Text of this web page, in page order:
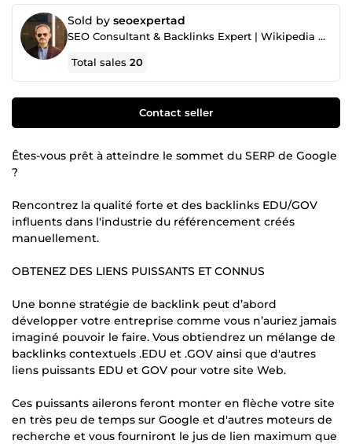
Sold by seoexpertad
SEO Consultant & Backlinks Expert | Wikipedia Compliance Consultant | Wikipedia Page Creation
Total sales20
Contact seller
Êtes-vous prêt à atteindre le sommet du SERP de Google
?
Rencontrez la qualité forte et des backlinks EDU/GOV
influents dans l'industrie du référencement créés
manuellement.
OBTENEZ DES LIENS PUISSANTS ET CONNUS
Une bonne stratégie de backlink peut d’abord
développer votre entreprise comme vous n’auriez jamais
imaginé pouvoir le faire. Vous obtiendrez un mélange de
backlinks contextuels .EDU et .GOV ainsi que d'autres
liens puissants EDU et GOV pour votre site Web.
Ces puissants ailerons feront monter en flèche votre site
en très peu de temps sur Google et d'autres moteurs de
recherche et vous fourniront le jus de lien maximum que